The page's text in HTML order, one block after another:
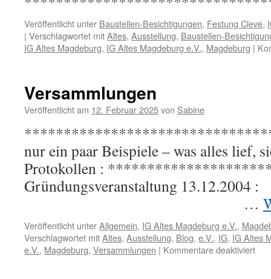
Veröffentlicht unter Baustellen-Besichtigungen, Festung Cleve,
| Verschlagwortet mitAltes, Ausstellung, Baustellen-
IG Altes Magdeburg, IG Altes Magdeburg e.V., Magdeburg |
Versammlungen
Veröffentlicht am 12. Februar 2025von Sabine
*********************************
nur ein paar Beispiele – was alles lief,
Protokollen :
…
Veröffentlicht unterAllgemein, IG Altes Magdeburg e.V.,
Verschlagwortet mitAltes, Ausstellung, Blog, e.V., IG, IG Altes
e.V., Magdeburg, Versammlungen | Kommentare deaktiviertfür